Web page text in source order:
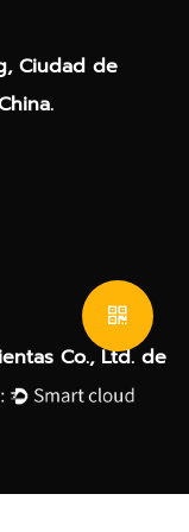
Ciudad de
Co., Ltd. de